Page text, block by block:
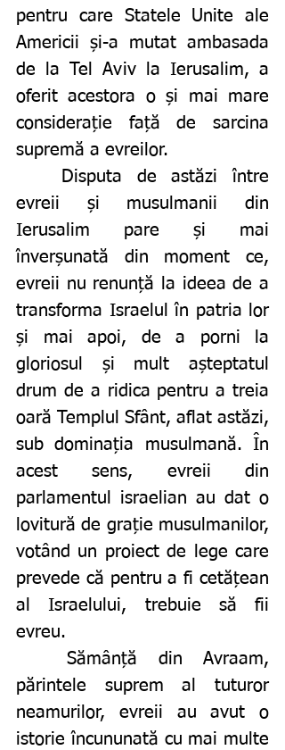
pentru care Statele Unite ale
Americii și-a mutat ambasada
de la Tel Aviv la Ierusalim, a
oferit acestora o și mai mare
considerație față de sarcina
supremă a evreilor.
evreii și musulmanii din
Ierusalim pare și mai
înverșunată din moment ce,
evreii nu renunță la ideea de a
transforma Israelul în patria lor
și mai apoi, de a porni la
gloriosul și mult așteptatul
drum de a ridica pentru a treia
oară Templul Sfânt, aflat astăzi,
sub dominația musulmană. În
acest sens, evreii din
parlamentul israelian au dat o
lovitură de grație musulmanilor,
votând un proiect de lege care
prevede că pentru a fi cetățean
al Israelului, trebuie să fii
evreu.
	Sămânță din Avraam,
părintele suprem al tuturor
neamurilor, evreii au avut o
istorie încununată cu mai multe